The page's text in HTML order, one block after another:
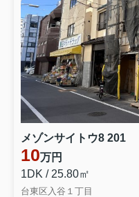
メゾンサイトウ8 201
10万円
1DK / 25.80㎡
台東区入谷１丁目